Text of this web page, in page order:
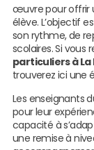
œuvre pour offrir
élève. L’objectif
son rythme, de
scolaires. Si vous
particuliers à
trouverez ici une
Les enseignants
pour leur
capacité à
une remise à